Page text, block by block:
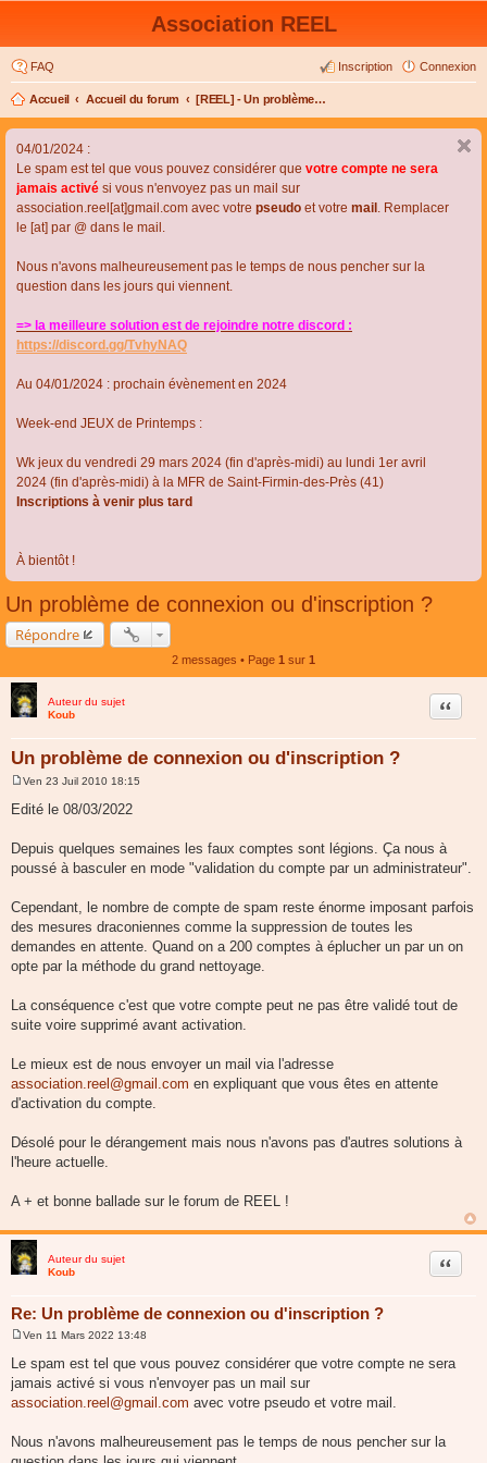
Association REEL
FAQ Connexion
Inscription
Accueil Accueil du forum [REEL] - Un problème de connexion ou d'inscription ?
04/01/2024 :
Le spam est tel que vous pouvez considérer que votre compte ne sera
jamais activé si vous n'envoyez pas un mail sur
association.reel[at]gmail.com avec votre pseudo et votre mail . Remplacer
le [at] par @ dans le mail.
Nous n'avons malheureusement pas le temps de nous pencher sur la
question dans les jours qui viennent.
=> la meilleure solution est de rejoindre notre discord :
https://discord.gg/TvhyNAQ
Au 04/01/2024 : prochain évènement en 2024
Week-end JEUX de Printemps :
Wk jeux du vendredi 29 mars 2024 (fin d'après-midi) au lundi 1er avril
2024 (fin d'après-midi) à la MFR de Saint-Firmin-des-Près (41)
Inscriptions à venir plus tard
À bientôt !
Un problème de connexion ou d'inscription ?
Répondre
2 messages • Page 1 sur 1
Auteur du sujet
Koub
Un problème de connexion ou d'inscription ?
Citer
e
s
g
e
Ven 23 Juil 2010 18:15
Edité le 08/03/2022
Depuis quelques semaines les faux comptes sont légions. Ça nous à
poussé à basculer en mode "validation du compte par un administrateur".
Cependant, le nombre de compte de spam reste énorme imposant parfois
des mesures draconiennes comme la suppression de toutes les
demandes en attente. Quand on a 200 comptes à éplucher un par un on
opte par la méthode du grand nettoyage.
La conséquence c'est que votre compte peut ne pas être validé tout de
suite voire supprimé avant activation.
Le mieux est de nous envoyer un mail via l'adresse
association.reel@gmail.com en expliquant que vous êtes en attente
d'activation du compte.
Désolé pour le dérangement mais nous n'avons pas d'autres solutions à
l'heure actuelle.
A + et bonne ballade sur le forum de REEL !
Auteur du sujet
Koub
Re: Un problème de connexion ou d'inscription ?
Citer
s
s
g
Ven 11 Mars 2022 13:48
Le spam est tel que vous pouvez considérer que votre compte ne sera
jamais activé si vous n'envoyer pas un mail sur
association.reel@gmail.com avec votre pseudo et votre mail.
Nous n'avons malheureusement pas le temps de nous pencher sur la